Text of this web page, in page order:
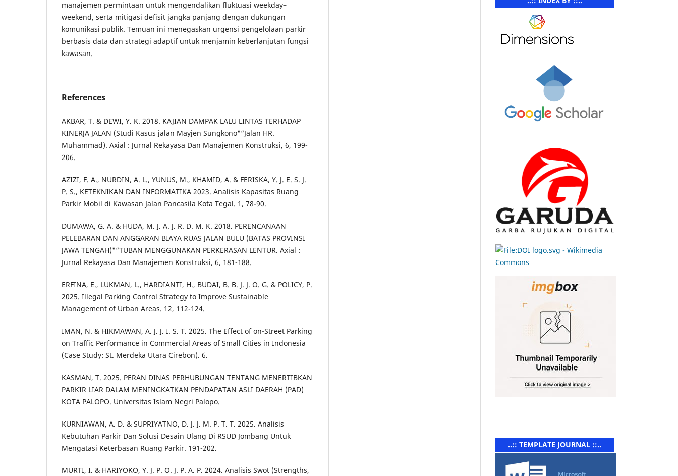
manajemen permintaan untuk mengendalikan fluktuasi weekday–
weekend, serta mitigasi defisit jangka panjang dengan dukungan
komunikasi publik. Temuan ini menegaskan urgensi pengelolaan parkir
berbasis data dan strategi adaptif untuk menjamin keberlanjutan fungsi
kawasan.
References
AKBAR, T. & DEWI, Y. K. 2018. KAJIAN DAMPAK LALU LINTAS TERHADAP
KINERJA JALAN (Studi Kasus jalan Mayjen Sungkono"“Jalan HR.
Muhammad). Axial : Jurnal Rekayasa Dan Manajemen Konstruksi, 6, 199-
206.
AZIZI, F. A., NURDIN, A. L., YUNUS, M., KHAMID, A. & FERISKA, Y. J. E. S. J.
P. S., KETEKNIKAN DAN INFORMATIKA 2023. Analisis Kapasitas Ruang
Parkir Mobil di Kawasan Jalan Pancasila Kota Tegal. 1, 78-90.
DUMAWA, G. A. & HUDA, M. J. A. J. R. D. M. K. 2018. PERENCANAAN
PELEBARAN DAN ANGGARAN BIAYA RUAS JALAN BULU (BATAS PROVINSI
JAWA TENGAH)"“TUBAN MENGGUNAKAN PERKERASAN LENTUR. Axial :
Jurnal Rekayasa Dan Manajemen Konstruksi, 6, 181-188.
ERFINA, E., LUKMAN, L., HARDIANTI, H., BUDAI, B. B. J. J. O. G. & POLICY, P.
2025. Illegal Parking Control Strategy to Improve Sustainable
Management of Urban Areas. 12, 112-124.
IMAN, N. & HIKMAWAN, A. J. J. I. S. T. 2025. The Effect of on-Street Parking
on Traffic Performance in Commercial Areas of Small Cities in Indonesia
(Case Study: St. Merdeka Utara Cirebon). 6.
KASMAN, T. 2025. PERAN DINAS PERHUBUNGAN TENTANG MENERTIBKAN
PARKIR LIAR DALAM MENINGKATKAN PENDAPATAN ASLI DAERAH (PAD)
KOTA PALOPO. Universitas Islam Negri Palopo.
KURNIAWAN, A. D. & SUPRIYATNO, D. J. J. M. P. T. T. 2025. Analisis
Kebutuhan Parkir Dan Solusi Desain Ulang Di RSUD Jombang Untuk
Mengatasi Keterbasan Ruang Parkir. 191-202.
MURTI, I. & HARIYOKO, Y. J. P. O. J. P. A. P. 2024. Analisis Swot (Strengths,
..:: TEMPLATE JOURNAL ::..